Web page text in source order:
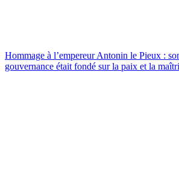
Hommage à l’empereur Antonin le Pieux :
gouvernance était fondé sur la paix et la